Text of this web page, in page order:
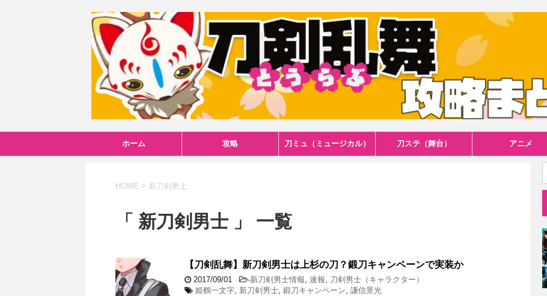
ホーム 攻略 刀ミュ（ミュージカル） 刀ステ（舞台） アニメ
HOME > 新刀剣男士
「 新刀剣男士 」 一覧
【刀剣乱舞】新刀剣男士は上杉の刀？鍛刀キャンペーンで実装か
2017/09/01 -新刀剣男士情報 速報
刀剣男士（キャラクター）
姫鶴一文字 新刀剣男士 鍛刀キャンペーン 謙信景光